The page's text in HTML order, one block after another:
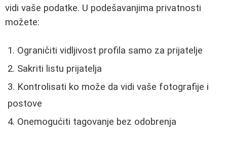
vidi vaše podatke. U podešavanjima privatnosti
možete:
Ograničiti vidljivost profila samo za prijatelje
Sakriti listu prijatelja
Kontrolisati ko može da vidi vaše fotografije i
postove
Onemogućiti tagovanje bez odobrenja